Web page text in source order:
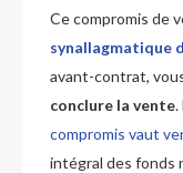
Ce compromis de
synallagmatique
avant-contrat,
conclure la vente.
compromis vaut
intégral des fonds